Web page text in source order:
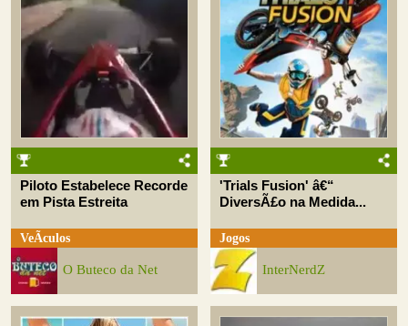
Piloto Estabelece Recorde
em Pista Estreita
VeÃ­culos
O Buteco da Net
'Trials Fusion' â€“
DiversÃ£o na Medida...
Jogos
InterNerdZ